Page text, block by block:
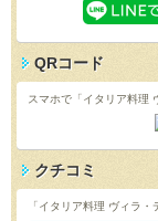
QRコード
スマホで「イタリア料理
クチコミ
「イタリア料理 ヴィラ